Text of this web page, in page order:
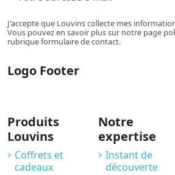
J'accepte que Louvins collecte mes
Vous pouvez en savoir plus sur notre page
rubrique formulaire de contact.
Logo Footer
Produits
Louvins
Coffrets et
cadeaux
Notre
expertise
Instant de
découverte